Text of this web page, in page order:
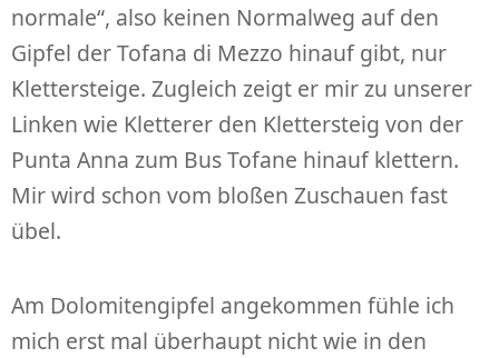
normale“, also keinen Normalweg auf den
Gipfel der Tofana di Mezzo hinauf gibt, nur
Klettersteige. Zugleich zeigt er mir zu unserer
Linken wie Kletterer den Klettersteig von der
Punta Anna zum Bus Tofane hinauf klettern.
Mir wird schon vom bloßen Zuschauen fast
übel.
Am Dolomitengipfel angekommen fühle ich
mich erst mal überhaupt nicht wie in den